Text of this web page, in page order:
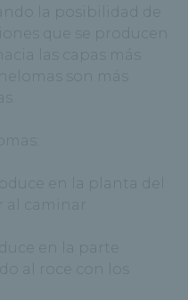
la posibilidad de
que se producen
las capas más
son más
en la planta del
caminar
en la parte
al roce con los